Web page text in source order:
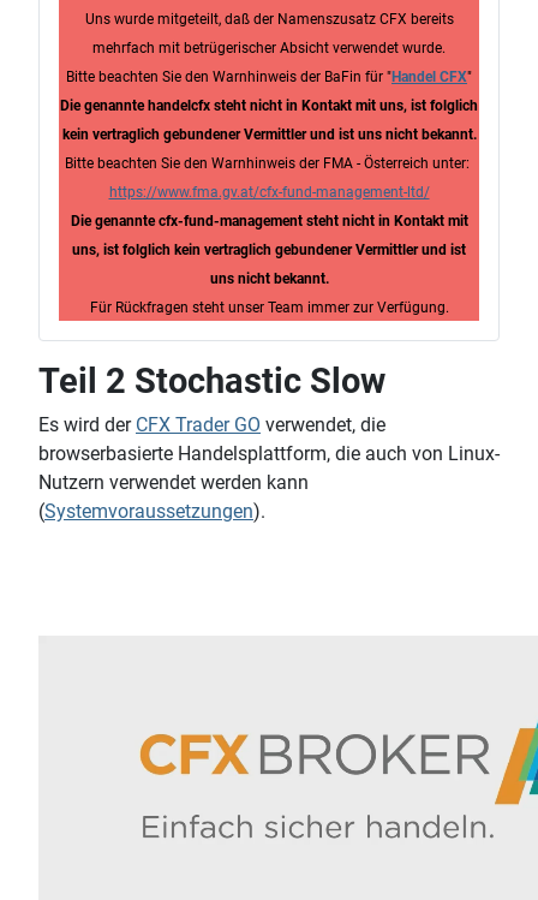
Uns wurde mitgeteilt, daß der Namenszusatz CFX bereits
mehrfach mit betrügerischer Absicht verwendet wurde.
Bitte beachten Sie den Warnhinweis der BaFin für "Handel CFX"
Die genannte handelcfx steht nicht in Kontakt mit uns, ist folglich
kein vertraglich gebundener Vermittler und ist uns nicht bekannt.
Bitte beachten Sie den Warnhinweis der FMA - Österreich unter:
https://www.fma.gv.at/cfx-fund-management-ltd/
Die genannte cfx-fund-management steht nicht in Kontakt mit
uns, ist folglich kein vertraglich gebundener Vermittler und ist
uns nicht bekannt.
Für Rückfragen steht unser Team immer zur Verfügung.
Teil 2 Stochastic Slow
Es wird der CFX Trader GO verwendet, die
browserbasierte Handelsplattform, die auch von Linux-
Nutzern verwendet werden kann
(Systemvoraussetzungen).